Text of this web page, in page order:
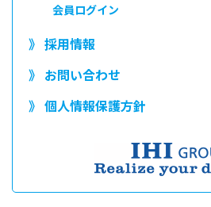
会員ログイン
》 採用情報
》 お問い合わせ
》 個人情報保護方針